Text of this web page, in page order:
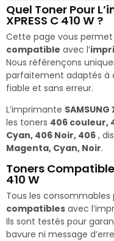
Quel Toner Pour
XPRESS C 410 W ?
Cette page vous
compatible avec l’
Nous référençons
parfaitement adaptés à
fiable et sans erreur.
L’imprimante SAMSUNG
les toners 406 couleur,
Cyan, 406 Noir, 406 ,
Magenta, Cyan, Noir.
Toners
410 W
Tous les
compatibles avec
Ils sont testés pour
bavure ni message